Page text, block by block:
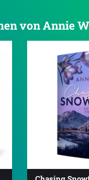
von Annie